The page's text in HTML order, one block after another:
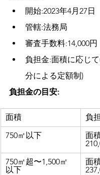
開始:2023年4月27日
管轄:法務局
審査手数料:14,000円
負担金:面積に応じ
分による定額制)
負担金の目安:
面積
負
750㎡以下
面
750㎡超〜1,500㎡
以下
面